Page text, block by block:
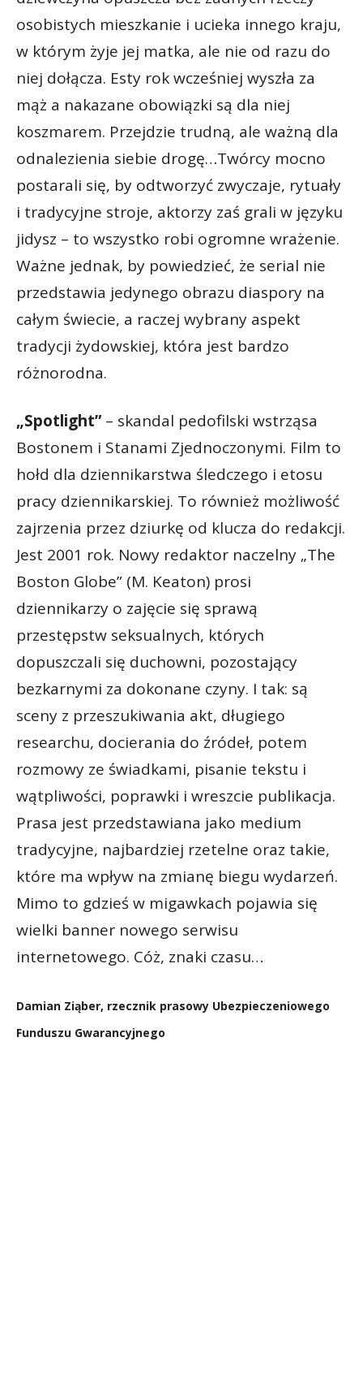
osobistych mieszkanie i ucieka innego kraju,
w którym żyje jej matka, ale nie od razu do
niej dołącza. Esty rok wcześniej wyszła za
mąż a nakazane obowiązki są dla niej
koszmarem. Przejdzie trudną, ale ważną dla
odnalezienia siebie drogę…Twórcy mocno
postarali się, by odtworzyć zwyczaje, rytuały
i tradycyjne stroje, aktorzy zaś grali w języku
jidysz – to wszystko robi ogromne wrażenie.
Ważne jednak, by powiedzieć, że serial nie
przedstawia jedynego obrazu diaspory na
całym świecie, a raczej wybrany aspekt
tradycji żydowskiej, która jest bardzo
różnorodna.
„Spotlight”– skandal pedofilski wstrząsa
Bostonem i Stanami Zjednoczonymi. Film to
hołd dla dziennikarstwa śledczego i etosu
pracy dziennikarskiej. To również możliwość
zajrzenia przez dziurkę od klucza do redakcji.
Jest 2001 rok. Nowy redaktor naczelny „The
Boston Globe” (M. Keaton) prosi
dziennikarzy o zajęcie się sprawą
przestępstw seksualnych, których
dopuszczali się duchowni, pozostający
bezkarnymi za dokonane czyny. I tak: są
sceny z przeszukiwania akt, długiego
researchu, docierania do źródeł, potem
rozmowy ze świadkami, pisanie tekstu i
wątpliwości, poprawki i wreszcie publikacja.
Prasa jest przedstawiana jako medium
tradycyjne, najbardziej rzetelne oraz takie,
które ma wpływ na zmianę biegu wydarzeń.
Mimo to gdzieś w migawkach pojawia się
wielki banner nowego serwisu
internetowego. Cóż, znaki czasu…
Damian Ziąber, rzecznik prasowy Ubezpieczeniowego
Funduszu Gwarancyjnego